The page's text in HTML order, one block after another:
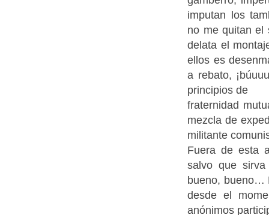
imputan los
no me quitan el
delata el
ellos es
a rebato,
principios de
fraternidad
mezcla de
militante
Fuera de esta
salvo que
bueno, bueno…
desde el
anónimos